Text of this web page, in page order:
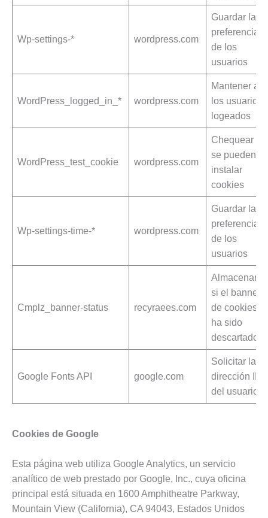
Wp-settings-* wordpress.com
Guardar las
preferencias
de los
usuarios
WordPress_logged_in_* wordpress.com
Mantener a
los usuarios
logeados
WordPress_test_cookie wordpress.com
Chequear si
se pueden
instalar
cookies
Wp-settings-time-* wordpress.com
Guardar las
preferencias
de los
usuarios
Cmplz_banner-status recyraees.com
Almacenar
si el banner
de cookies
ha sido
descartado
Google Fonts API google.com
Solicitar la
dirección IP
del usuario
Cookies de Google
Esta página web utiliza Google Analytics, un servicio
analítico de web prestado por Google, Inc., cuya oficina
principal está situada en 1600 Amphitheatre Parkway,
Mountain View (California), CA 94043, Estados Unidos